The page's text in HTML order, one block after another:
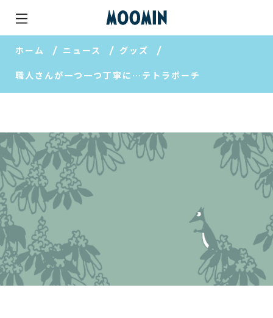
ホーム ニュース グッズ
職人さんが一つ一つ丁寧に…テトラポーチ